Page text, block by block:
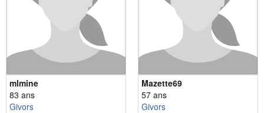
mlmine
83 ans
Givors
Mazette69
57 ans
Givors